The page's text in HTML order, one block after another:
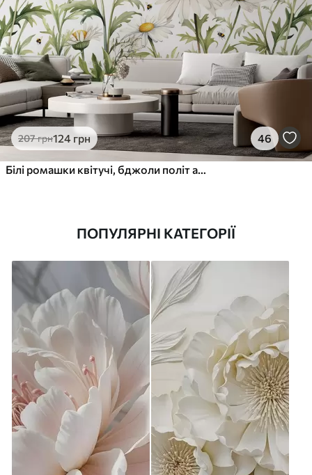
207грн124 грн 46
ПОПУЛЯРНІ КАТЕГОРІЇ